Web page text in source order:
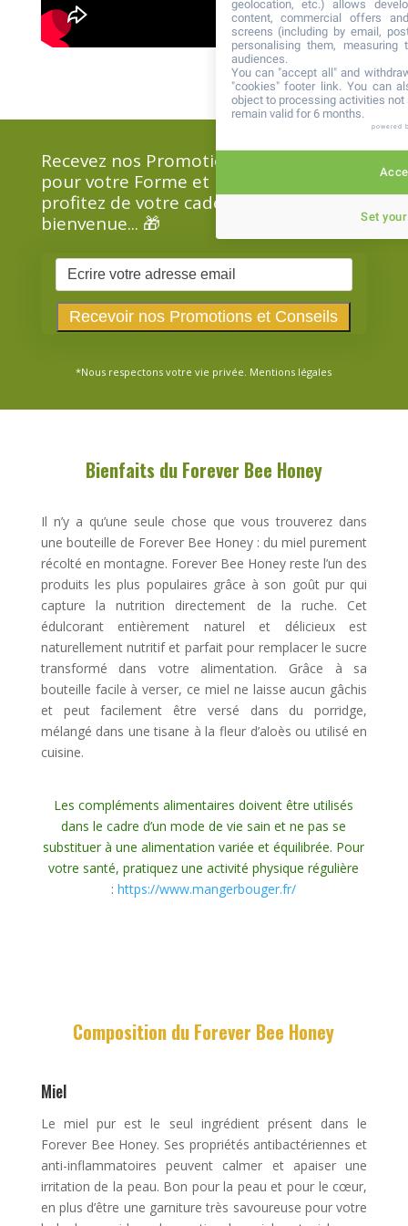
Recevez nos Promotions et Conseils
pour votre Forme et Beauté, et
profitez de votre cadeau de
bienvenue... 🎁
*Nous respectons votre vie privée. Mentions légales
Bienfaits du Forever Bee Honey
Il n’y a qu’une seule chose que vous trouverez dans
une bouteille de Forever Bee Honey : du miel purement
récolté en montagne. Forever Bee Honey reste l’un des
produits les plus populaires grâce à son goût pur qui
capture la nutrition directement de la ruche. Cet
édulcorant entièrement naturel et délicieux est
naturellement nutritif et parfait pour remplacer le sucre
transformé dans votre alimentation. Grâce à sa
bouteille facile à verser, ce miel ne laisse aucun gâchis
et peut facilement être versé dans du porridge,
mélangé dans une tisane à la fleur d’aloès ou utilisé en
cuisine.
Les compléments alimentaires doivent être utilisés
dans le cadre d’un mode de vie sain et ne pas se
substituer à une alimentation variée et équilibrée. Pour
votre santé, pratiquez une activité physique régulière
:https://www.mangerbouger.fr/
Composition du Forever Bee Honey
Miel
Le miel pur est le seul ingrédient présent dans le
Forever Bee Honey. Ses propriétés antibactériennes et
anti-inflammatoires peuvent calmer et apaiser une
irritation de la peau. Bon pour la peau et pour le cœur,
en plus d’être une garniture très savoureuse pour votre
geolocation, etc.) allows
content, commercial offers
screens (including by email,
personalising them, measuring
audiences.
You can "accept all" and
"cookies" footer link. You can
object to processing activities
remain valid for 6 months.
powered
Set